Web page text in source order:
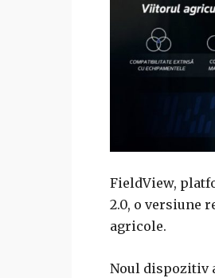
FieldView,
2.0, o versiune
agricole.
Noul dispozitiv